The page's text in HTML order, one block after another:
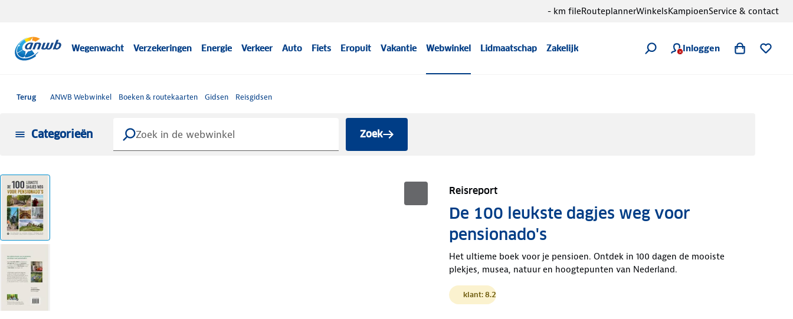
Wegenwacht Verzekeringen Energie Verkeer Auto Fiets Eropuit Vakantie Webwinkel Lidmaatschap Zakelijk Inloggen
- km fileRouteplannerWinkelsKampioenService & contact
Terug ANWB Webwinkel Boeken & routekaarten Gidsen Reisgidsen
Categorieën Zoek
Reisreport
De 100 leukste dagjes weg voor
pensionado's
Het ultieme boek voor je pensioen. Ontdek in 100 dagen de mooiste
plekjes, musea, natuur en hoogtepunten van Nederland.
klant: 8.2